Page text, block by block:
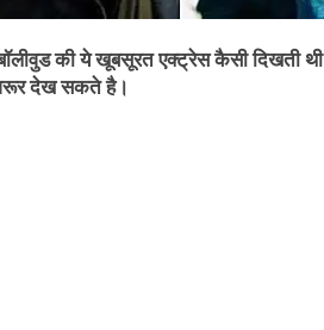
की ये खूबसूरत एक्ट्रेस कैसी दिखती थी
देख सकते है।